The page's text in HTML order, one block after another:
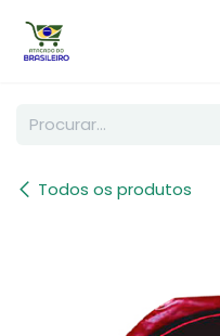
Todos os produtos